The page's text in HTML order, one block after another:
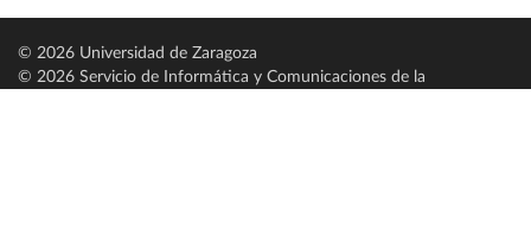
© 2026 Universidad de Zaragoza
© 2026 Servicio de Informática y Comunicaciones de la